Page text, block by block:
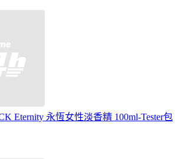
Eternity 永恆女性淡香精 100ml-Tester包